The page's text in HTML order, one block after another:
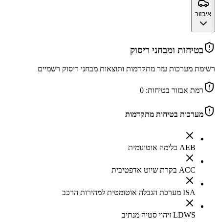
איבזור
בטיחות ומבחני ריסוק
רשימת מערכות עזר מתקדמות ותוצאות מבחני ריסוק רשמיים
רמת אבזור בטיחות: 0
מערכות בטיחות מתקדמות
AEB בלימה אוטונומית
ACC בקרת שיוט אדפטיבית
ISA מערכת הגבלה אוטומטית למהירות הרכב
LDWS זיהוי סטיה מנתיב